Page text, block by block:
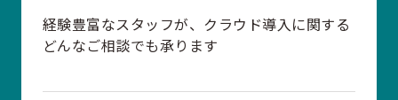
経験豊富なスタッフが、クラウド導入に関する
どんなご相談でも承ります